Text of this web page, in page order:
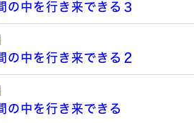
の中を行き来できる３
の中を行き来できる２
の中を行き来できる